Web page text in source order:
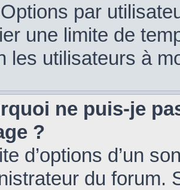
par
une limite de
les utilisateurs à
ne puis-je
?
d’options d’un
du forum.